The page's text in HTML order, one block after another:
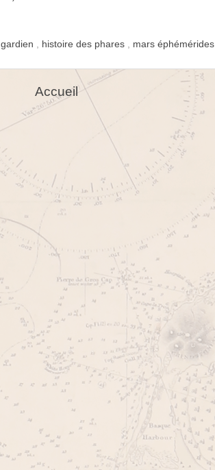
gardien , histoire des phares , mars éphémérides
Accueil